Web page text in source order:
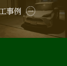
事例